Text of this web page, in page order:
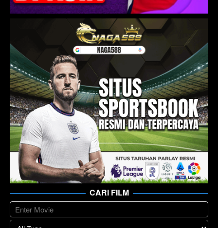
CARI FILM